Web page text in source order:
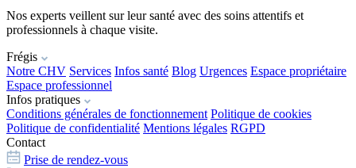
Nos experts veillent sur leur santé avec des soins attentifs et
professionnels à chaque visite.
Frégis
Notre CHV Services Infos santé Blog Urgences Espace propriétaire
Espace professionnel
Infos pratiques
Conditions générales de fonctionnement Politique de cookies
Politique de confidentialité Mentions légales RGPD
Contact
Prise de rendez-vous